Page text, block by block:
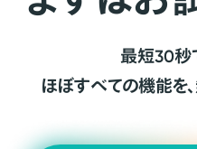
最短30秒
ほぼすべての機能を